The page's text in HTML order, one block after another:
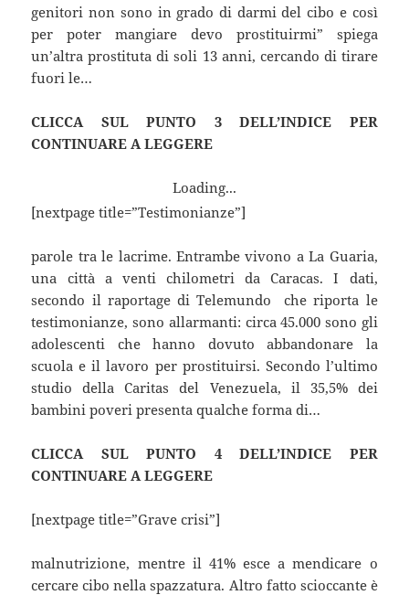
genitori non sono in grado di darmi del cibo e così
per poter mangiare devo prostituirmi” spiega
un’altra prostituta di soli 13 anni, cercando di tirare
fuori le…
CLICCA SUL PUNTO 3 DELL’INDICE PER
CONTINUARE A LEGGERE
Loading...
[nextpage title=”Testimonianze”]
parole tra le lacrime. Entrambe vivono a La Guaria,
una città a venti chilometri da Caracas. I dati,
secondo il raportage di Telemundo che riporta le
testimonianze, sono allarmanti: circa 45.000 sono gli
adolescenti che hanno dovuto abbandonare la
scuola e il lavoro per prostituirsi. Secondo l’ultimo
studio della Caritas del Venezuela, il 35,5% dei
bambini poveri presenta qualche forma di…
CLICCA SUL PUNTO 4 DELL’INDICE PER
CONTINUARE A LEGGERE
[nextpage title=”Grave crisi”]
malnutrizione, mentre il 41% esce a mendicare o
cercare cibo nella spazzatura. Altro fatto scioccante è